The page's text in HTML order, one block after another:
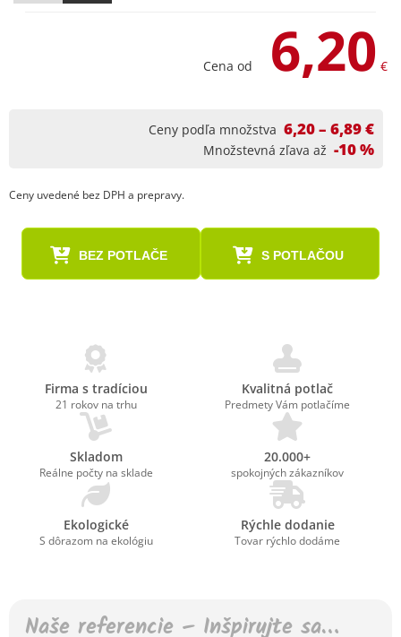
Cena od 6,20 €
Ceny podľa množstva 6,20 – 6,89 €
Množstevná zľava až -10 %
Ceny uvedené bez DPH a prepravy.
BEZ POTLAČE S POTLAČOU
Firma s tradíciou
21 rokov na trhu
Kvalitná potlač
Predmety Vám potlačíme
Skladom
Reálne počty na sklade
20.000+
spokojných zákazníkov
Ekologické
S dôrazom na ekológiu
Rýchle dodanie
Tovar rýchlo dodáme
Naše referencie – Inšpirujte sa…